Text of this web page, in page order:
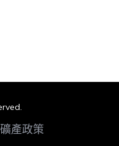
產政策